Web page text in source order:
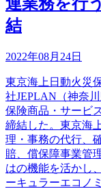
結
2022年08月24日
東京海上日動火災
社JEPLAN（神奈
保険商品・サービ
締結した。東京海
理・事務の代行、
賠、償保障事業管
はの機能を活かし
ーキュラーエコノミ